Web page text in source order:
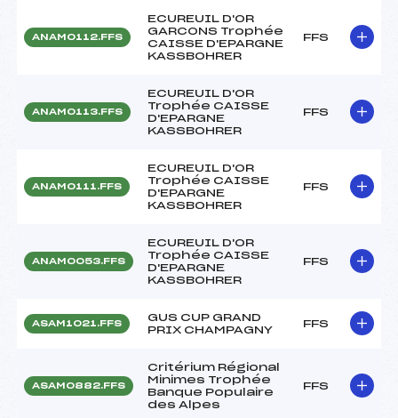
ANAM0112.FFS
ECUREUIL D'OR
GARCONS Trophée
CAISSE D'EPARGNE
KASSBOHRER
FFS
ANAM0113.FFS
ECUREUIL D'OR
Trophée CAISSE
D'EPARGNE
KASSBOHRER
FFS
ANAM0111.FFS
ECUREUIL D'OR
Trophée CAISSE
D'EPARGNE
KASSBOHRER
FFS
ANAM0053.FFS
ECUREUIL D'OR
Trophée CAISSE
D'EPARGNE
KASSBOHRER
FFS
ASAM1021.FFS
GUS CUP GRAND
PRIX CHAMPAGNY
FFS
ASAM0882.FFS
Critérium Régional
Minimes Trophée
Banque Populaire
des Alpes
FFS